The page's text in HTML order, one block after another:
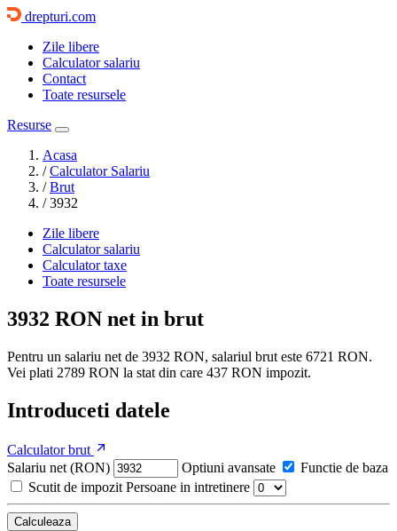
drepturi.com
Zile libere
Calculator salariu
Contact
Toate resursele
Resurse
Acasa
/ Calculator Salariu
/ Brut
/ 3932
Zile libere
Calculator salariu
Calculator taxe
Toate resursele
3932 RON net in brut
Pentru un salariu net de 3932 RON, salariul brut este 6721 RON.
Vei plati 2789 RON la stat din care 437 RON impozit.
Introduceti datele
Calculator brut
Salariu net (RON)
Optiuni avansate
Functie de baza
Scutit de impozit Persoane in intretinere
Calculeaza